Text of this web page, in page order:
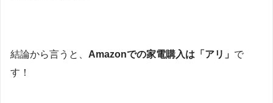
結論から言うと、 Amazonでの家電購入は「アリ」 で
す！